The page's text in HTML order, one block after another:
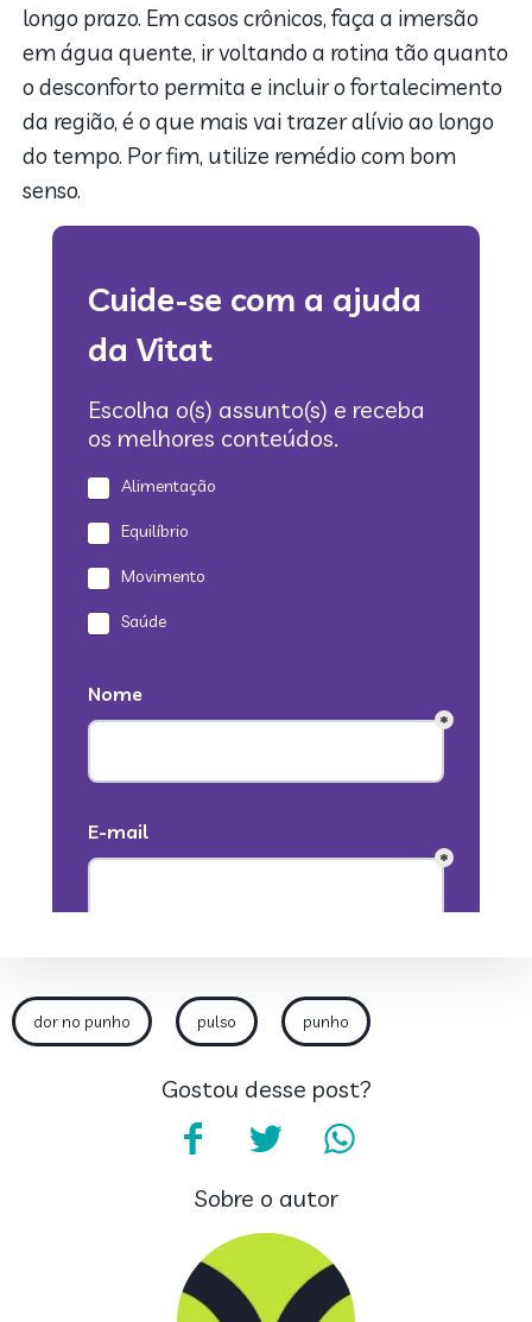
longo prazo. Em casos crônicos, faça a imersão
em água quente, ir voltando a rotina tão quanto
o desconforto permita e incluir o fortalecimento
da região, é o que mais vai trazer alívio ao longo
do tempo. Por fim, utilize remédio com bom
senso.
dor no punho pulso punho
Gostou desse post?
Sobre o autor